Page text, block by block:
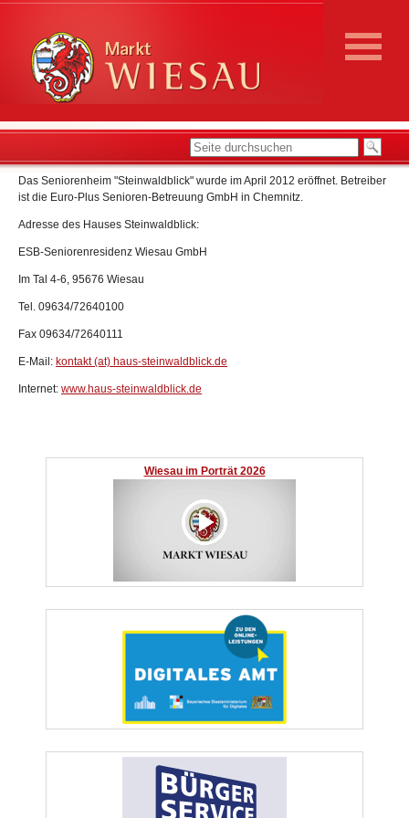
Das Seniorenheim "Steinwaldblick" wurde im April 2012 eröffnet. Betreiber
ist die Euro-Plus Senioren-Betreuung GmbH in Chemnitz.
Adresse des Hauses Steinwaldblick:
ESB-Seniorenresidenz Wiesau GmbH
Im Tal 4-6, 95676 Wiesau
Tel. 09634/72640100
Fax 09634/72640111
E-Mail: kontakt (at) haus-steinwaldblick.de
Internet: www.haus-steinwaldblick.de
Wiesau im Porträt 2026